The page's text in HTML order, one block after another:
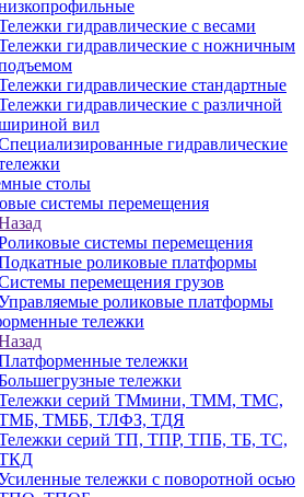
гидравлические с весами
гидравлические с ножничным
гидравлические стандартные
гидравлические с различной
вил
гидравлические
столы
системы перемещения
системы перемещения
роликовые платформы
перемещения грузов
роликовые платформы
тележки
тележки
тележки
серий ТМмини, ТММ, ТМС,
ТМББ, ТЛФЗ, ТДЯ
серий ТП, ТПР, ТПБ, ТБ, ТС,
тележки с поворотной осью